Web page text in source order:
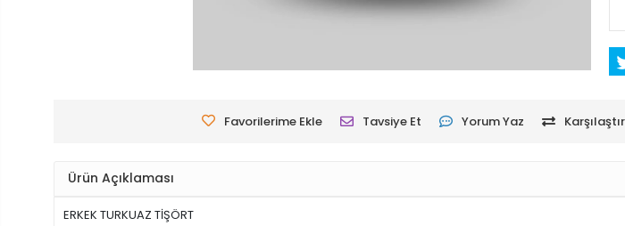
Favorilerime Ekle Tavsiye Et Yorum Yaz Karşılaştır
Ürün Açıklaması
ERKEK TURKUAZ TİŞÖRT